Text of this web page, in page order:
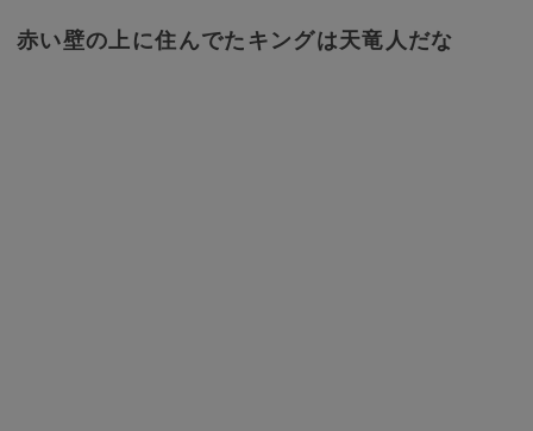
赤い壁の上に住んでたキングは天竜人だな